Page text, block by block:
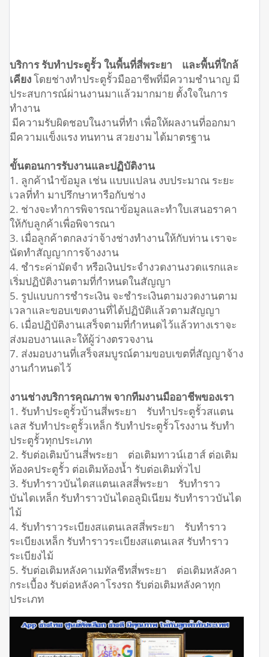
บริการ รับทำประตูรั้ว ในพื้นที่สี่พระยา และพื้นที่ใกล้
เคียงโดยช่างทำประตูรั้วมืออาชีพที่มีความชำนาญ มี
ประสบการณ์ผ่านงานมาแล้วมากมาย ตั้งใจในการ
ทำงาน
มีความรับผิดชอบในงานที่ทำ เพื่อให้ผลงานที่ออกมา
มีความแข็งแรง ทนทาน สวยงาม ได้มาตรฐาน
ขั้นตอนการรับงานและปฏิบัติงาน
1. ลูกค้านำข้อมูล เช่น แบบแปลน งบประมาณ ระยะ
เวลที่ทำ มาปรึกษาหารือกับช่าง
2. ช่างจะทำการพิจารณาข้อมูลและทำใบเสนอราคา
ให้กับลูกค้าเพื่อพิจารณา
3. เมื่อลูกค้าตกลงว่าจ้างช่างทำงานให้กับท่าน เราจะ
นัดทำสัญญาการจ้างงาน
4. ชำระค่ามัดจำ หรือเงินประจำงวดงานงวดแรกและ
เริ่มปฏิบัติงานตามที่กำหนดในสัญญา
5. รูปแบบการชำระเงิน จะชำระเงินตามงวดงานตาม
เวลาและขอบเขตงานที่ได้ปฏิบัติแล้วตามสัญญา
6. เมื่อปฏิบัติงานเสร็จตามที่กำหนดไว้แล้วทางเราจะ
ส่งมอบงานและให้ผู้ว่างตรวจงาน
7. ส่งมอบงานที่เสร็จสมบูรณ์ตามขอบเขตที่สัญญาจ้าง
งานกำหนดไว้
งานช่างบริการคุณภาพ จากทีมงานมืออาชีพของเรา
1. รับทำประตูรั้วบ้านสี่พระยา รับทำประตูรั้วสแตน
เลส รับทำประตูรั้วเหล็ก รับทำประตูรั้วโรงงาน รับทำ
ประตูรั้วทุกประเภท
2. รับต่อเติมบ้านสี่พระยา ต่อเติมทาวน์เฮาส์ ต่อเติม
ห้องคประตูรั้ว ต่อเติมห้องน้ำ รับต่อเติมทั่วไป
3. รับทำราวบันไดสแตนเลสสี่พระยา รับทำราว
บันไดเหล็ก รับทำราวบันไดอลูมิเนียม รับทำราวบันได
ไม้
4. รับทำราวระเบียงสแตนเลสสี่พระยา รับทำราว
ระเบียงเหล็ก รับทำราวระเบียงสแตนเลส รับทำราว
ระเบียงไม้
5. รับต่อเติมหลังคาเมทัลชีทสี่พระยา ต่อเติมหลังคา
กระเบื้อง รับต่อหลังคาโรงรถ รับต่อเติมหลังคาทุก
ประเภท